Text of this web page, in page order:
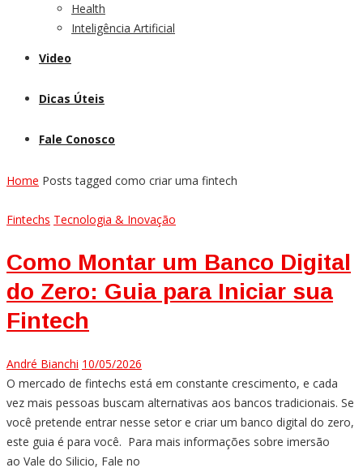
Health
Inteligência Artificial
Video
Dicas Úteis
Fale Conosco
Home Posts tagged como criar uma fintech
Fintechs Tecnologia & Inovação
Como Montar um Banco Digital
do Zero: Guia para Iniciar sua
Fintech
André Bianchi 10/05/2026
O mercado de fintechs está em constante crescimento, e cada
vez mais pessoas buscam alternativas aos bancos tradicionais. Se
você pretende entrar nesse setor e criar um banco digital do zero,
este guia é para você. Para mais informações sobre imersão
ao Vale do Silicio, Fale no